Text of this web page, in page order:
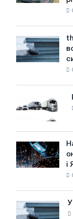
промисловість
води
загрожує
безпеці
thyssenkrupp
Rasselstein
встановлює
досягнення
цілей
декарбонізації
Ринок
нових
вантажівок
у
липні
На
БМК
виробили
трамвайних
і
Європі
У